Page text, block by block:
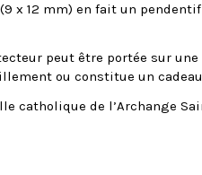
x 12 mm) en fait un
peut être portée sur
ou constitue un
catholique de l’Archange